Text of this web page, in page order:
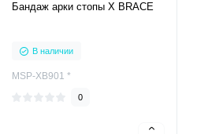
Бандаж арки стопы X BRACE
В наличии
MSP-XB901 *
0